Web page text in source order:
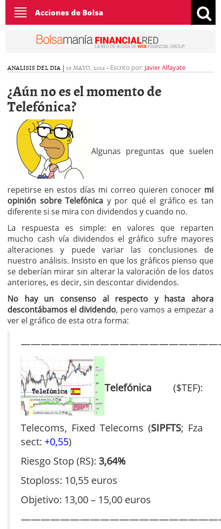
Toggle
navigation
Acciones de Bolsa
ANALISIS DEL DIA | 19 MAYO, 2014- Escrito por: Javier Alfayate
¿Aún no es el momento de
Telefónica?
Algunas preguntas que suelen
repetirse en estos días mi correo quieren conocer mi
opinión sobre Telefónica y por qué el gráfico es tan
diferente si se mira con dividendos y cuando no.
La respuesta es simple: en valores que reparten
mucho cash vía dividendos el gráfico sufre mayores
alteraciones y puede variar las conclusiones de
nuestro análisis. Insisto en que los gráficos pienso que
se deberían mirar sin alterar la valoración de los datos
anteriores, es decir, sin descontar dividendos.
No hay un consenso al respecto y hasta ahora
descontábamos el dividendo, pero vamos a empezar a
ver el gráfico de esta otra forma:
Telefónica ($TEF):
Telecoms, Fixed Telecoms (SIPFTS; Fza
sect: +0,55)
Riesgo Stop (RS): 3,64%
Stoploss: 10,55 euros
Objetivo: 13,00 – 15,00 euros